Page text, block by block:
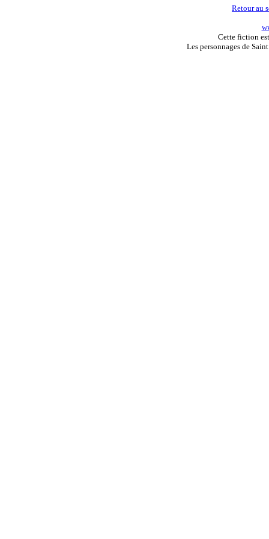
Retour au
Cette fiction
Les personnages de